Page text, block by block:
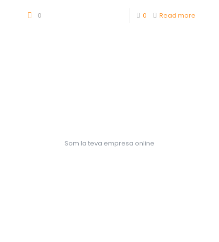
0 0 Read more
Som la teva empresa online